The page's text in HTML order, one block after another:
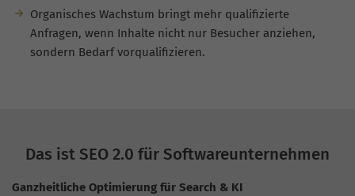
Organisches Wachstum bringt mehr qualifizierte
Anfragen, wenn Inhalte nicht nur Besucher anziehen,
sondern Bedarf vorqualifizieren.
Das ist SEO 2.0 für Softwareunternehmen
Ganzheitliche Optimierung für Search & KI